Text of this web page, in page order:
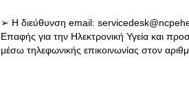
➢ Η διεύθυνση email:
Επαφής για την Ηλεκτρονική Υγεία και
μέσω τηλεφωνικής επικοινωνίας στον